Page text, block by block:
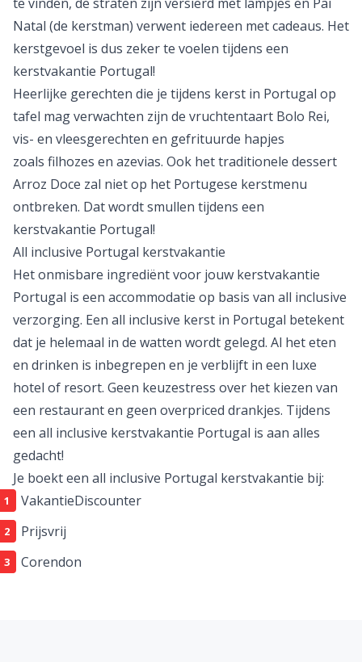
kerstman wordt nagebouwd.
Maak een tripje naar Quinta da Regaleira in Lissabon.
Kerst in Portugal
De manier waarop ze kerst vieren in Portugal is
grotendeels te vergelijken met de Nederlandse
gebruiken. In iedere huiskamer is wel een kerstboom
te vinden, de straten zijn versierd met lampjes en Pai
Natal (de kerstman) verwent iedereen met cadeaus. Het
kerstgevoel is dus zeker te voelen tijdens een
kerstvakantie Portugal!
Heerlijke gerechten die je tijdens kerst in Portugal op
tafel mag verwachten zijn de vruchtentaart Bolo Rei,
vis- en vleesgerechten en gefrituurde hapjes
zoals filhozes en azevias. Ook het traditionele dessert
Arroz Doce zal niet op het Portugese kerstmenu
ontbreken. Dat wordt smullen tijdens een
kerstvakantie Portugal!
All inclusive Portugal kerstvakantie
Het onmisbare ingrediënt voor jouw kerstvakantie
Portugal is een accommodatie op basis van
verzorging. Een all inclusive kerst in Portugal betekent
dat je helemaal in de watten wordt gelegd. Al het eten
en drinken is inbegrepen en je verblijft in een luxe
hotel of resort. Geen keuzestress over het kiezen van
een restaurant en geen